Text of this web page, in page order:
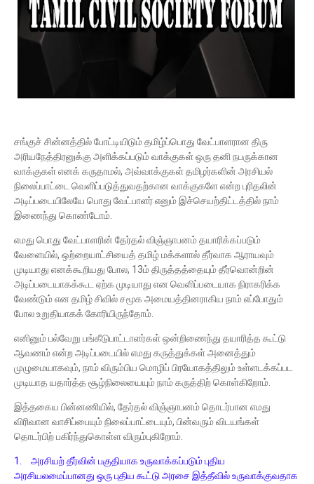
சங்குச் சின்னத்தில் போட்டியிடும் தமிழ்ப்பொது வேட்பாளரான திரு
அரியநேத்திரனுக்கு அளிக்கப்படும் வாக்குகள் ஒரு தனி நபருக்கான
வாக்குகள் எனக் கருதாமல், அவ்வாக்குகள் தமிழர்களின் அரசியல்
நிலைப்பாட்டை வெளிப்படுத்துவதற்கான வாக்குகளே என்ற புரிதலின்
அடிப்படையிலேயே பொது வேட்பாளர் எனும் இச்செயற்திட்டத்தில் நாம்
இணைந்து கொண்டோம்.
எமது பொது வேட்பாளரின் தேர்தல் விஞ்ஞாபனம் தயாரிக்கப்படும்
வேளையில், ஒற்றையாட்சியைத் தமிழ் மக்களால் தீர்வாக ஆராயவும்
முடியாது எனக்கூறியது போல, 13ம் திருத்தத்தையும் தீர்வொன்றின்
அடிப்படையாகக்கூட ஏற்க முடியாது என வெளிப்படையாக நிராகரிக்க
வேண்டும் என தமிழ் சிவில் சமூக அமையத்தினராகிய நாம் எப்போதும்
போல உறுதியாகக் கோரியிருந்தோம்.
எனினும் பல்வேறு பங்கீடுபாட்டாளர்கள் ஒன்றிணைந்து தயாரித்த கூட்டு
ஆவணம் என்ற அடிப்படையில் எமது கருத்துக்கள் அனைத்தும்
முழுமையாகவும், நாம் விரும்பிய மொழிப் பிரயோகத்திலும் உள்ளடக்கப்பட
முடியாத யதார்த்த சூழ்நிலையையும் நாம் கருத்திற் கொள்கிறோம்.
இத்தகைய பின்னணியில், தேர்தல் விஞ்ஞாபனம் தொடர்பான எமது
விரிவான வாசிப்பையும் நிலைப்பாட்டையும், பின்வரும் விடயங்கள்
தொடர்பிற் பகிர்ந்துகொள்ள விரும்புகிறோம்.
1.
அரசியற் தீர்வின் பகுதியாக உருவாக்கப்படும் புதிய
அரசியலமைப்பானது ஒரு புதிய கூட்டு அரசை இத்தீவில் உருவாக்குவதாக